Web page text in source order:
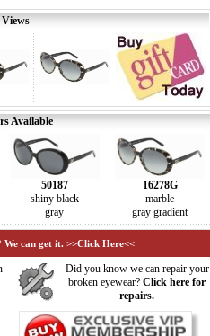
Available
50187
shiny black
gray
16278G
marble
gray gradient
can get it. >>Click Here<<
Did you know we can repair your
broken eyewear? Click here for
repairs.